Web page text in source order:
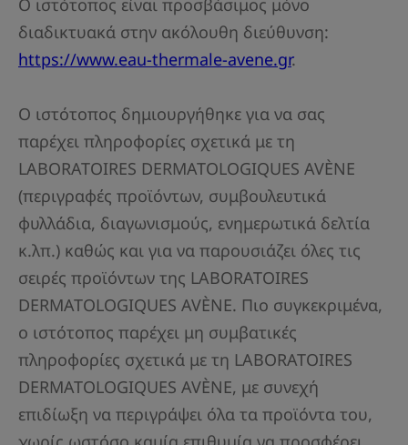
Ο ιστότοπος είναι προσβάσιμος μόνο
διαδικτυακά στην ακόλουθη διεύθυνση:
https://www.eau-thermale-avene.gr.
Ο ιστότοπος δημιουργήθηκε για να σας
παρέχει πληροφορίες σχετικά με τη
LABORATOIRES DERMATOLOGIQUES AVÈNE
(περιγραφές προϊόντων, συμβουλευτικά
φυλλάδια, διαγωνισμούς, ενημερωτικά δελτία
κ.λπ.) καθώς και για να παρουσιάζει όλες τις
σειρές προϊόντων της LABORATOIRES
DERMATOLOGIQUES AVÈNE. Πιο συγκεκριμένα,
ο ιστότοπος παρέχει μη συμβατικές
πληροφορίες σχετικά με τη LABORATOIRES
DERMATOLOGIQUES AVÈNE, με συνεχή
επιδίωξη να περιγράψει όλα τα προϊόντα του,